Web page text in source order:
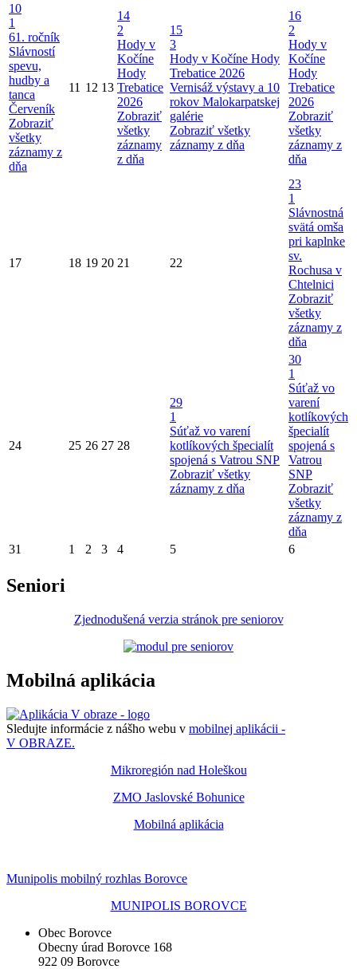
10
1
61. ročník
Slávností
spevu,
hudby a
tanca
Červeník
Zobraziť
všetky
záznamy z
dňa
11 12 13
14
2
Hody v
Kočíne
Hody
Trebatice
2026
Zobraziť
všetky
záznamy
z dňa
15
3
Hody v Kočíne Hody
Trebatice 2026
Vernisáž výstavy a 10
rokov Malokarpatskej
galérie
Zobraziť všetky
záznamy z dňa
16
2
Hody v
Kočíne
Hody
Trebatice
2026
Zobraziť
všetky
záznamy z
dňa
17 18 19 20 21 22
23
1
Slávnostná
svätá omša
pri kaplnke
sv.
Rochusa v
Chtelnici
Zobraziť
všetky
záznamy z
dňa
24 25 26 27 28
29
1
Súťaž vo varení
kotlíkových špecialít
spojená s Vatrou SNP
Zobraziť všetky
záznamy z dňa
30
1
Súťaž vo
varení
kotlíkových
špecialít
spojená s
Vatrou
SNP
Zobraziť
všetky
záznamy z
dňa
31
1 2 3 4 5 6
Seniori
Zjednodušená verzia stránok pre seniorov
Mobilná aplikácia
Sledujte informácie z nášho webu v mobilnej aplikácii -
V OBRAZE.
Mikroregión nad Holeškou
ZMO Jaslovské Bohunice
Mobilná aplikácia
Munipolis mobilný rozhlas Borovce
MUNIPOLIS BOROVCE
Obec Borovce
Obecny úrad Borovce 168
922 09 Borovce